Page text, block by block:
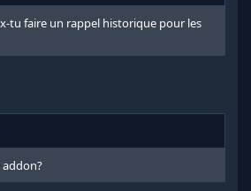
tu faire un rappel historique pour les
addon?